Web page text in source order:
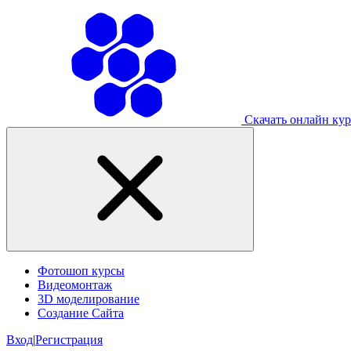
Скачать онлайн
Фотошоп курсы
Видеомонтаж
3D моделирование
Создание Сайта
Вход|Регистрация